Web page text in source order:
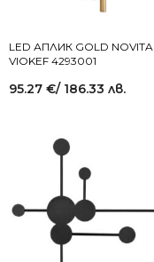
LED АПЛИК GOLD NOVITA
VIOKEF 4293001
95.27 €/ 186.33 лв.